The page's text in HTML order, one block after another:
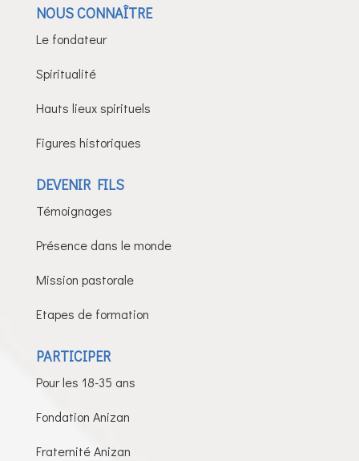
NOUS CONNAÎTRE
Le fondateur
Spiritualité
Hauts lieux spirituels
Figures historiques
DEVENIR FILS
Témoignages
Présence dans le monde
Mission pastorale
Etapes de formation
PARTICIPER
Pour les 18-35 ans
Fondation Anizan
Fraternité Anizan